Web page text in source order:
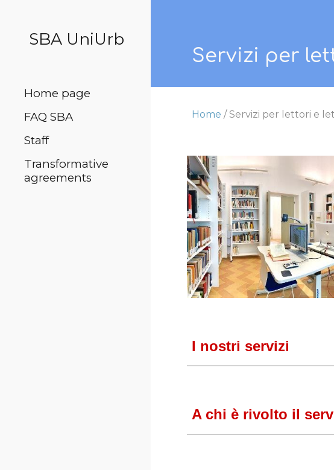
SBA UniUrb
Home page
FAQ SBA
Staff
Transformative
agreements
Servizi per
Home / Servizi per lettori e
I nostri servizi
A chi è rivolto il